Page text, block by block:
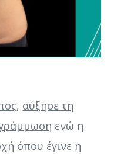
, αύξησε τη
ενώ η
όπου έγινε η